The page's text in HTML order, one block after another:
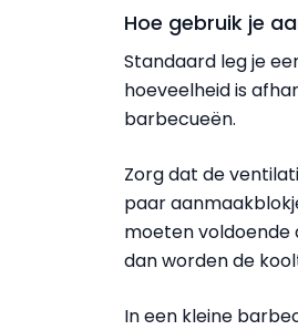
Hoe gebruik je
Standaard leg je
hoeveelheid is
barbecueën.
Zorg dat de
paar
moeten voldoende
dan worden de
In een kleine